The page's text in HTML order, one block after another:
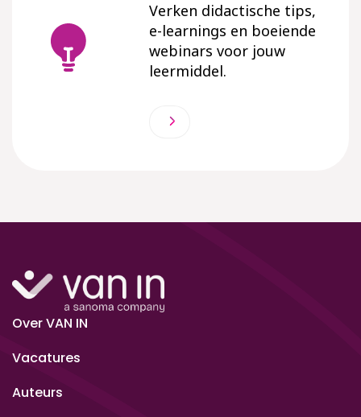
Verken didactische tips,
e-learnings en boeiende
webinars voor jouw
leermiddel.
Over VAN IN
Vacatures
Auteurs